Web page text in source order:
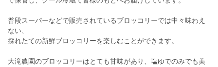
普段スーパーなどで販売されているブロッコリーでは中々味わえ
ない、
採れたての新鮮ブロッコリーを楽しむことができます。
大滝農園のブロッコリーはとても甘味があり、塩ゆでのみでも美